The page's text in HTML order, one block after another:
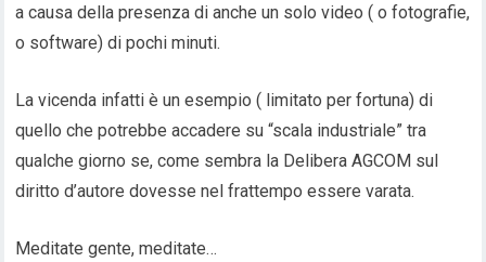
a causa della presenza di anche un solo video ( o fotografie,
o software) di pochi minuti.
La vicenda infatti è un esempio ( limitato per fortuna) di
quello che potrebbe accadere su “scala industriale” tra
qualche giorno se, come sembra la Delibera AGCOM sul
diritto d’autore dovesse nel frattempo essere varata.
Meditate gente, meditate…